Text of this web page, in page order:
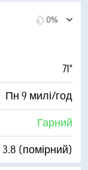
30000 фута
0%
71°
Пн 9 милі/год
Гарний
3.8 (помірний)